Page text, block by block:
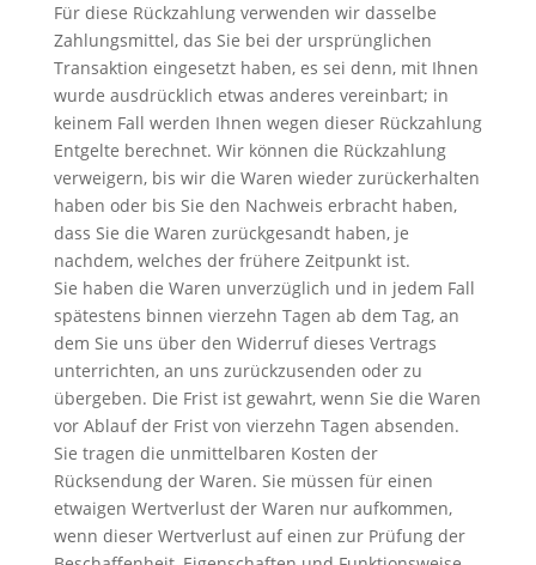
Für diese Rückzahlung verwenden wir dasselbe
Zahlungsmittel, das Sie bei der ursprünglichen
Transaktion eingesetzt haben, es sei denn, mit Ihnen
wurde ausdrücklich etwas anderes vereinbart; in
keinem Fall werden Ihnen wegen dieser Rückzahlung
Entgelte berechnet. Wir können die Rückzahlung
verweigern, bis wir die Waren wieder zurückerhalten
haben oder bis Sie den Nachweis erbracht haben,
dass Sie die Waren zurückgesandt haben, je
nachdem, welches der frühere Zeitpunkt ist.
Sie haben die Waren unverzüglich und in jedem Fall
spätestens binnen vierzehn Tagen ab dem Tag, an
dem Sie uns über den Widerruf dieses Vertrags
unterrichten, an uns zurückzusenden oder zu
übergeben. Die Frist ist gewahrt, wenn Sie die Waren
vor Ablauf der Frist von vierzehn Tagen absenden.
Sie tragen die unmittelbaren Kosten der
Rücksendung der Waren. Sie müssen für einen
etwaigen Wertverlust der Waren nur aufkommen,
wenn dieser Wertverlust auf einen zur Prüfung der